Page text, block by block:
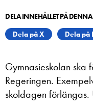
DELA INNEHÅLLET PÅ
Dela på X
Dela på
Gymnasieskolan ska
Regeringen.
skoldagen förlängas.